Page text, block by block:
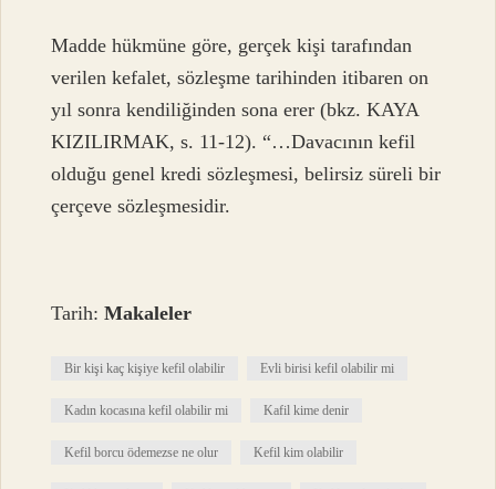
Madde hükmüne göre, gerçek kişi tarafından
verilen kefalet, sözleşme tarihinden itibaren on
yıl sonra kendiliğinden sona erer (bkz. KAYA
KIZILIRMAK, s. 11-12). “…Davacının kefil
olduğu genel kredi sözleşmesi, belirsiz süreli bir
çerçeve sözleşmesidir.
Tarih:Makaleler
Bir kişi kaç kişiye kefil olabilir Evli birisi kefil olabilir mi
Kadın kocasına kefil olabilir mi Kafil kime denir
Kefil borcu ödemezse ne olur Kefil kim olabilir